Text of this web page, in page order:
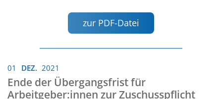
zur PDF-Datei
01 DEZ. 2021
Ende der Übergangsfrist für
Arbeitgeber:innen zur Zuschusspflicht